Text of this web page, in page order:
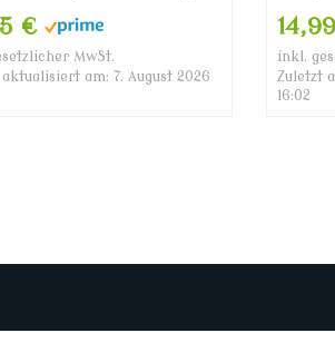
€
MwSt.
am: 7. August 2026
1.
inkl.
Zuletzt
16:02